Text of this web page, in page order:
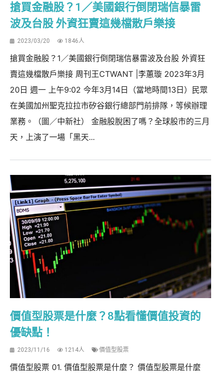
搶買金融股？1／美國銀行倒閉瑞信暴雷
波及台股 外資狂賣這幾檔散戶樂接
2023/03/20 1846人
搶買金融股？1／美國銀行倒閉瑞信暴雷波及台股 外資狂
賣這幾檔散戶樂接 周刊王CTWANT |李蕙璇 2023年3月
20日 週一 上午9:02 今年3月14日（當地時間13日）民眾
在美國加州聖克拉拉市矽谷銀行總部門前排隊，等候辦理
業務。（圖／中新社） 金融股脫困了嗎？全球股市的三月
天，上演了一場「黑天...
價值型股票是什麼？8點看懂價值投資的
優缺點！
2023/11/16 1214人 價值型股票
價值型股票 01. 價值型股票是什麼？ 價值型股票是什麼